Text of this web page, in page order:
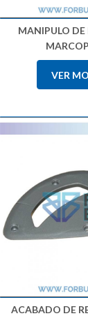
MANIPULO
VER
ACABADO DE